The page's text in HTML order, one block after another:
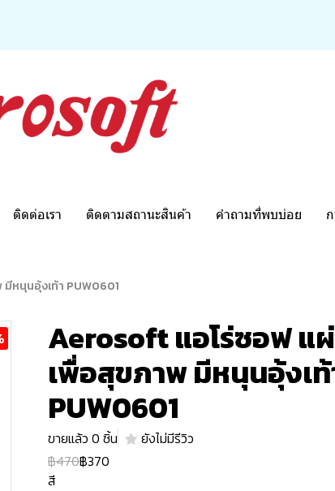
ติดต่อเรา ติดตามสถานะสินค้า คำถามที่พบบ่อย
หนุนอุ้งเท้า PUW0601
Aerosoft แอโร่ซอฟ แ
เพื่อสุขภาพ มีหนุนอุ้งเท้
PUW0601
ขายแล้ว 0 ชิ้น ยังไม่มีรีวิว
฿470฿370
สี